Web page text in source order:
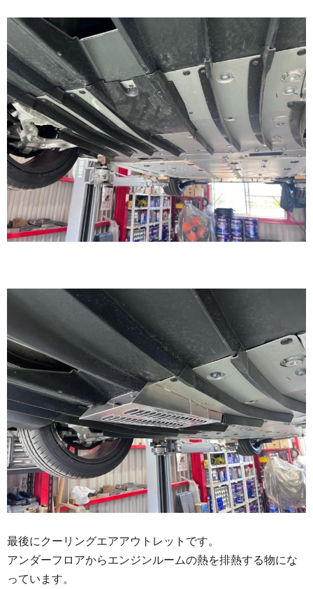
最後にクーリングエアアウトレットです。
アンダーフロアからエンジンルームの熱を排熱する物にな
っています。